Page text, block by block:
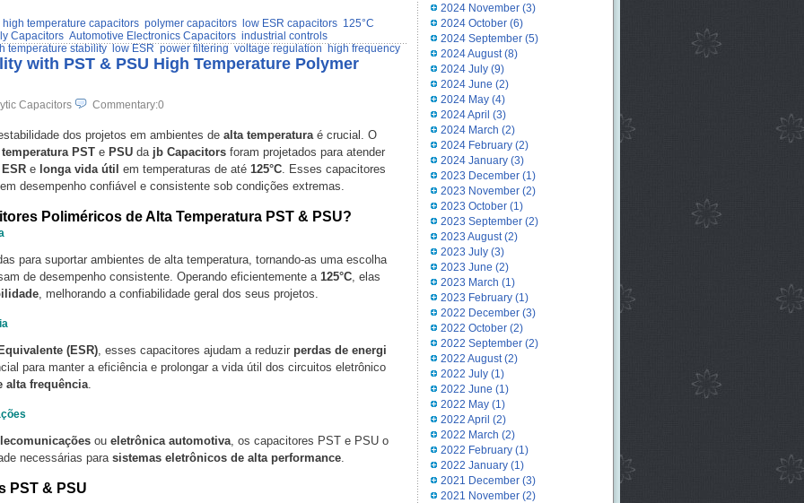
high temperature capacitors polymer capacitors low ESR capacitors 125°C
Capacitors Automotive Electronics Capacitors industrial controls
temperature stability low ESR power filtering voltage regulation
high frequency
with PST & PSU High Temperature Polymer
Capacitors Commentary:0
dos projetos em ambientes de alta temperaturaé crucial. O
PSTe PSUda jb Capacitorsforam projetados para atender
e longa vida útil em temperaturas de até 125°C. Esses capacitores
desempenho confiável e consistente sob condições extremas.
Poliméricos de Alta Temperatura PST & PSU?
para suportar ambientes de alta temperatura, tornando-as uma escolha
de desempenho consistente. Operando eficientemente a 125°C, elas
, melhorando a confiabilidade geral dos seus projetos.
(ESR), esses capacitores ajudam a reduzir perdas de energi
para manter a eficiência e prolongar a vida útil dos circuitos eletrônico
alta frequência.
ou eletrônica automotiva, os capacitores PST e PSU o
necessárias parasistemas eletrônicos de alta performance.
PST & PSU
2024 November(3)
2024 October(6)
2024 September(5)
2024 August(8)
2024 July(9)
2024 June (2)
2024 May(4)
2024 April (3)
2024 March (2)
2024 February(2)
2024 January(3)
2023 December(1)
2023 November(2)
2023 October(1)
2023 September(2)
2023 August(2)
2023 July(3)
2023 June (2)
2023 March (1)
2023 February(1)
2022 December(3)
2022 October(2)
2022 September(2)
2022 August(2)
2022 July(1)
2022 June (1)
2022 May(1)
2022 April (2)
2022 March (2)
2022 February(1)
2022 January(1)
2021 December(3)
2021 November(2)